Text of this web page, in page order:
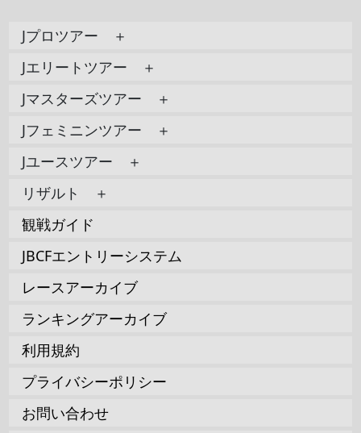
Jプロツアー ＋
Jエリートツアー ＋
Jマスターズツアー ＋
Jフェミニンツアー ＋
Jユースツアー ＋
リザルト ＋
観戦ガイド
JBCFエントリーシステム
レースアーカイブ
ランキングアーカイブ
利用規約
プライバシーポリシー
お問い合わせ